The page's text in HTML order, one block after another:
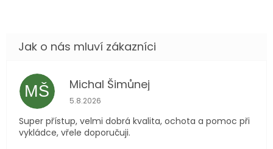
MŠ Michal Šimůnej
Hodnocení obchodu je 5 z 5 hvězdiček.
5.8.2026
Super přístup, velmi dobrá kvalita, ochota a pomoc při
vykládce, vřele doporučuji.